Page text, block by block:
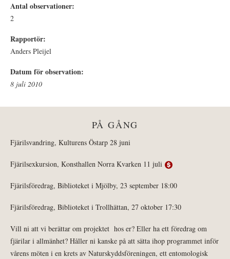
Antal observationer:
2
Rapportör:
Anders Pleijel
Datum för observation:
8 juli 2010
PÅ GÅNG
Fjärilsvandring, Kulturens Östarp 28 juni
Fjärilsexkursion, Konsthallen Norra Kvarken 11 juli
Fjärilsföredrag, Biblioteket i Mjölby, 23 september 18:00
Fjärilsföredrag, Biblioteket i Trollhättan, 27 oktober 17:30
Vill ni att vi berättar om projektet hos er? Eller ha ett föredrag om
fjärilar i allmänhet? Håller ni kanske på att sätta ihop programmet inför
vårens möten i en krets av Naturskyddsföreningen, ett entomologisk